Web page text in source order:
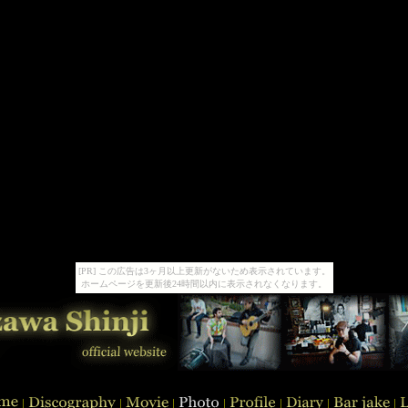
[PR] この広告は3ヶ月以上更新がないため表示されています。
ホームページを更新後24時間以内に表示されなくなります。
| | | | | | |